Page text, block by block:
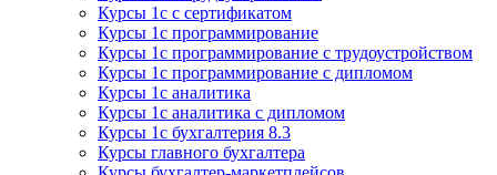
Курсы 1с с сертификатом
Курсы 1с программирование
Курсы 1с программирование с трудоустройством
Курсы 1с программирование с дипломом
Курсы 1с аналитика
Курсы 1с аналитика с дипломом
Курсы 1с бухгалтерия 8.3
Курсы главного бухгалтера